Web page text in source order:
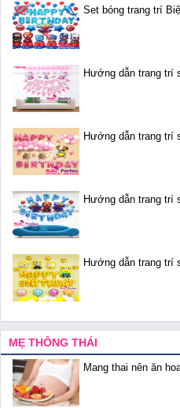
Set bóng trang trí
Hướng dẫn trang trí
Hướng dẫn trang trí
Hướng dẫn trang trí
Hướng dẫn trang trí
MẸ THÔNG THÁI
Mang thai nên ăn